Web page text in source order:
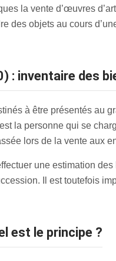
la vente d’œuvres
des objets au cours
: inventaire des
à être présentés au
la personne qui se
lors de la vente aux
une estimation
Il est toutefois
est le principe ?